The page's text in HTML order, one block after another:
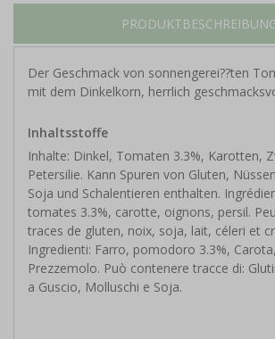
Der Geschmack von sonnengerei??ten
mit dem Dinkelkorn, herrlich
Inhaltsstoffe
Inhalte: Dinkel, Tomaten 3.3%, Karotten,
Petersilie. Kann Spuren von Gluten,
Soja und Schalentieren enthalten.
tomates 3.3%, carotte, oignons, persil.
traces de gluten, noix, soja, lait, céleri et
Ingredienti: Farro, pomodoro 3.3%,
Prezzemolo. Può contenere tracce di:
a Guscio, Molluschi e Soja.